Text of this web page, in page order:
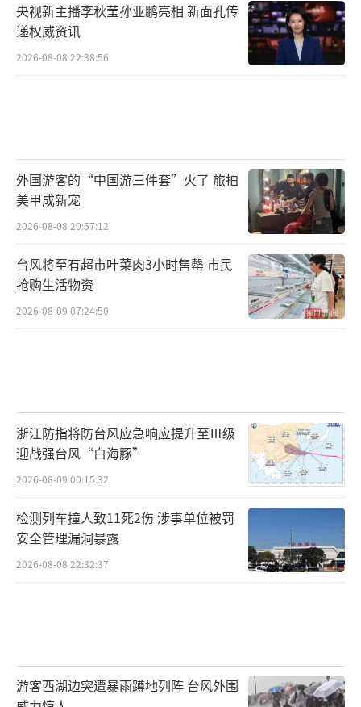
央视新主播李秋莹孙亚鹏亮相 新面孔传
递权威资讯
2026-08-08 22:38:56
外国游客的“中国游三件套”火了 旅拍
美甲成新宠
2026-08-08 20:57:12
台风将至有超市叶菜肉3小时售罄 市民
抢购生活物资
2026-08-09 07:24:50
浙江防指将防台风应急响应提升至Ⅲ级
迎战强台风“白海豚”
2026-08-09 00:15:32
检测列车撞人致11死2伤 涉事单位被罚
安全管理漏洞暴露
2026-08-08 22:32:37
游客西湖边突遭暴雨蹲地列阵 台风外围